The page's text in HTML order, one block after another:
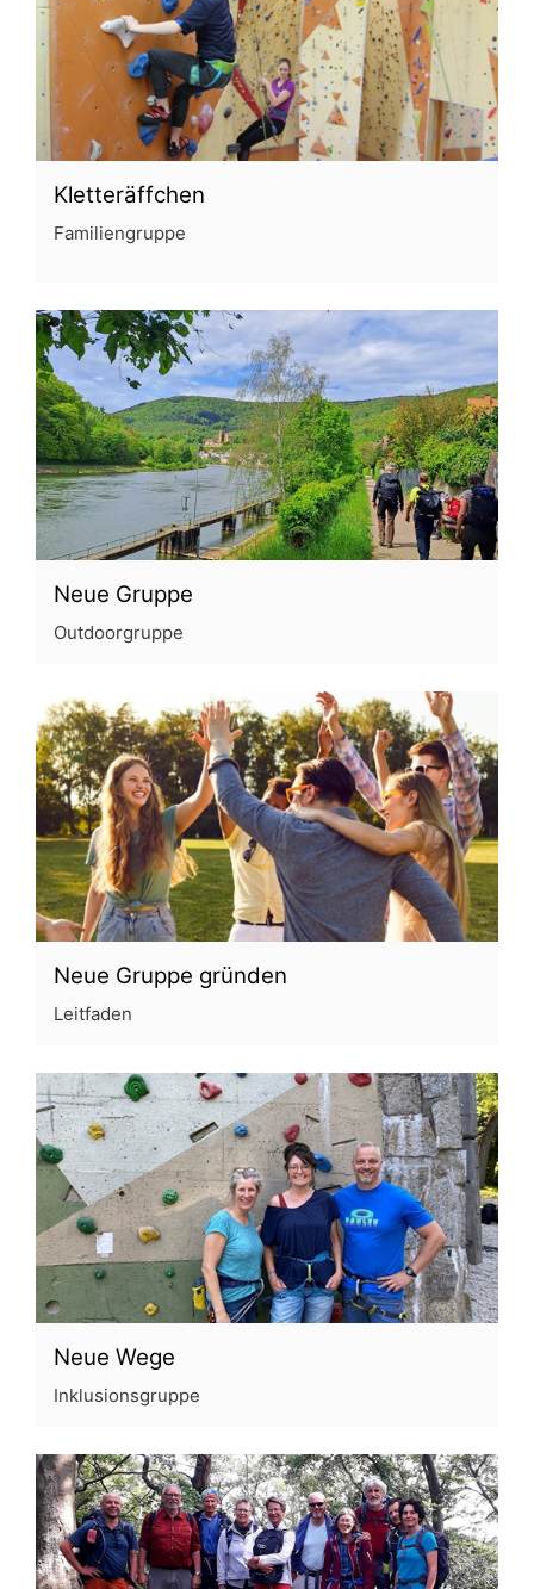
Kletteräffchen
Familiengruppe
Neue Gruppe
Outdoorgruppe
Neue Gruppe gründen
Leitfaden
Neue Wege
Inklusionsgruppe